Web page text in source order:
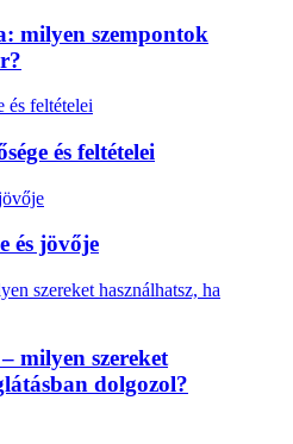
milyen szempontok
és feltételei
és jövője
milyen szereket
dolgozol?